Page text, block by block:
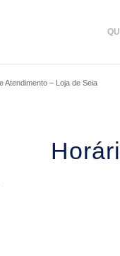
Atendimento – Loja de Seia